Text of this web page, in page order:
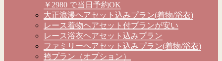
￥2980 で当日予約OK
大正浪漫ヘアセット込みプラン(着物/浴衣)
レース着物ヘアセット付プランが安い
レース浴衣ヘアセット込みプラン
ファミリーヘアセット込みプラン(着物/浴衣)
袴プラン（オプション）